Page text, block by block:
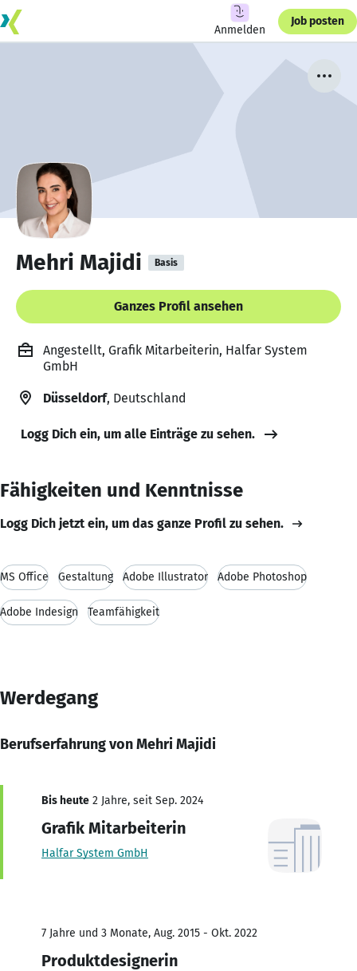
Anmelden
Job posten
Mehri Majidi Basis
Ganzes Profil ansehen
Angestellt, Grafik Mitarbeiterin, Halfar System
GmbH
Düsseldorf, Deutschland
Logg Dich ein, um alle Einträge zu sehen.
Fähigkeiten und Kenntnisse
Logg Dich jetzt ein, um das ganze Profil zu sehen.
MS Office Gestaltung Adobe Illustrator Adobe Photoshop
Adobe Indesign Teamfähigkeit
Werdegang
Berufserfahrung von Mehri Majidi
Bis heute 2 Jahre, seit Sep. 2024
Grafik Mitarbeiterin
Halfar System GmbH
7 Jahre und 3 Monate, Aug. 2015 - Okt. 2022
Produktdesignerin